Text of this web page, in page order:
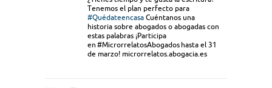
Tenemos el plan perfecto para
#Quédateencasa Cuéntanos una
historia sobre abogados o abogadas con
estas palabras ¡Participa
en #MicrorrelatosAbogados hasta el 31
de marzo! microrrelatos.abogacia.es